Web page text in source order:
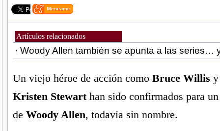
Artículos relacionados
· Woody Allen también se apunta a las series…
Un viejo héroe de acción como Bruce Willis
Kristen Stewarthan sido confirmados para
de Woody Allen, todavía sin nombre.